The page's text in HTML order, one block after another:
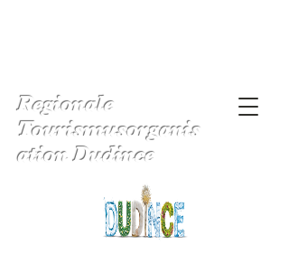
Regionale
Tourismusorganis
ation Dudince